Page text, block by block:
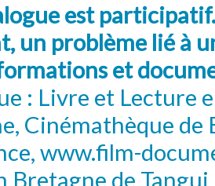
est
un problème lié à
et
: Livre et Lecture
Cinémathèque de
www.film-
Bretagne de